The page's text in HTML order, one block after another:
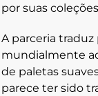
por suas
A parceria traduz
mundialmente
de paletas
parece ter sido